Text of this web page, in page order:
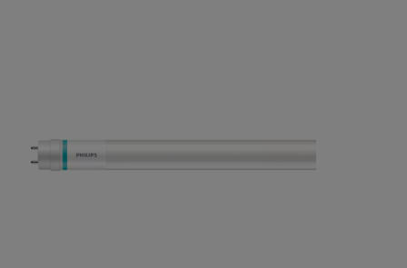
gallery